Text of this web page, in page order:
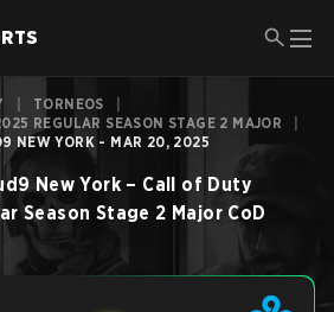
TORNEOS
REGULAR SEASON STAGE 2 MAJOR
NEW YORK - MAR 20, 2025
New York – Call of Duty
Season Stage 2 Major CoD